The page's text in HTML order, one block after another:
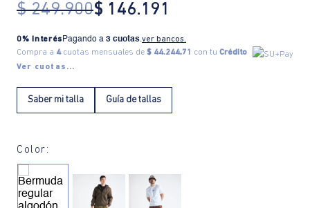
$ 249.900$ 146.191
0% Interés Pagando a 3 cuotas.ver bancos.
Compra a 4cuotas mensuales de $ 44.244,71 con tu Crédito
Ver cuotas...
Saber mi talla Guía de tallas
Color: